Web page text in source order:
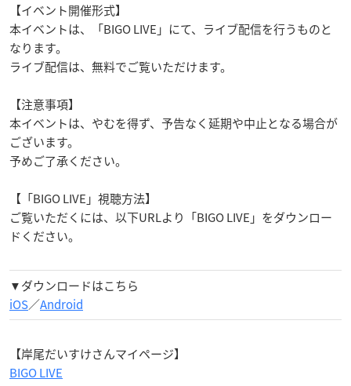
【イベント開催形式】
本イベントは、「BIGO LIVE」にて、ライブ配信を行うものと
なります。
ライブ配信は、無料でご覧いただけます。
【注意事項】
本イベントは、やむを得ず、予告なく延期や中止となる場合が
ございます。
予めご了承ください。
【「BIGO LIVE」視聴方法】
ご覧いただくには、以下URLより「BIGO LIVE」をダウンロー
ドください。
▼ダウンロードはこちら
iOS／Android
【岸尾だいすけさんマイページ】
BIGO LIVE